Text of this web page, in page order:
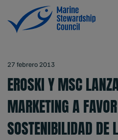
27 febrero 2013
EROSKI Y MSC
MARKETING A
SOSTENIBILIDAD DE